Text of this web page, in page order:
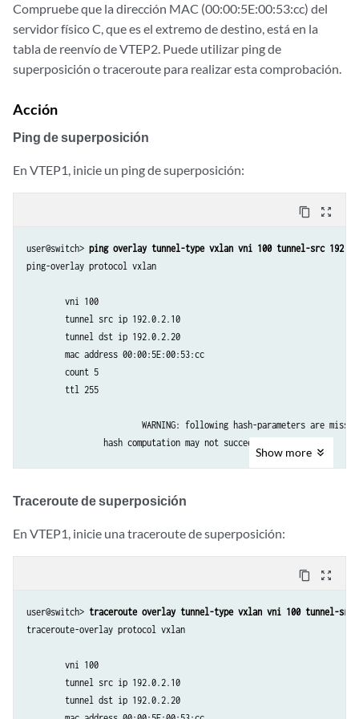
Compruebe que la dirección MAC (00:00:5E:00:53:cc) del
servidor físico C, que es el extremo de destino, está en la
tabla de reenvío de VTEP2. Puede utilizar ping de
superposición o traceroute para realizar esta comprobación.
Acción
Ping de superposición
En VTEP1, inicie un ping de superposición:
content_copy zoom_out_map
user@switch> ping overlay tunnel-type vxlan vni 100 tunnel-src
ping-overlay protocol vxlan
        vni 100
        tunnel src ip 192.0.2.10
        tunnel dst ip 192.0.2.20
        mac address 00:00:5E:00:53:cc
        count 5
        ttl 255
                hash computation may not succeed
                end-host dmac
                end-host dst ip
                end-host l4-dst-port
Response for seq 1, from 192.0.2.20, at 09-24 23:53:54 PDT.089
Show more
Traceroute de superposición
En VTEP1, inicie una traceroute de superposición:
content_copy zoom_out_map
user@switch> traceroute overlay tunnel-type vxlan vni 100 tunnel-src
traceroute-overlay protocol vxlan
        vni 100
        tunnel src ip 192.0.2.10
        tunnel dst ip 192.0.2.20